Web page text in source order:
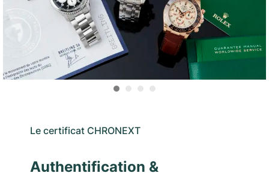
Le certificat CHRONEXT
Authentification &